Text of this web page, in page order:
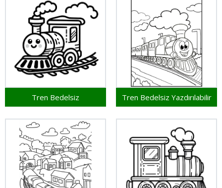
Tren Bedelsiz Tren Bedelsiz Yazdırılabilir